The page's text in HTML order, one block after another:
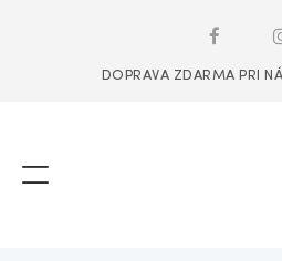
DOPRAVA ZDARMA PRI